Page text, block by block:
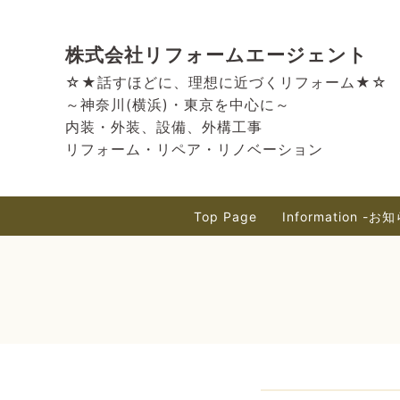
株式会社リフォームエージェント
☆★話すほどに、理想に近づくリフォーム★☆
～神奈川(横浜)・東京を中心に～
内装・外装、設備、外構工事
リフォーム・リペア・リノベーション
Top Page Information -お知